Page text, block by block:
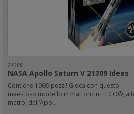
21309
NASA Apollo Saturn V 21309 Ideas
Contiene 1969 pezzi! Gioca con questo
maestoso modello in mattoncini LEGO®,
metro, dell’Apol..